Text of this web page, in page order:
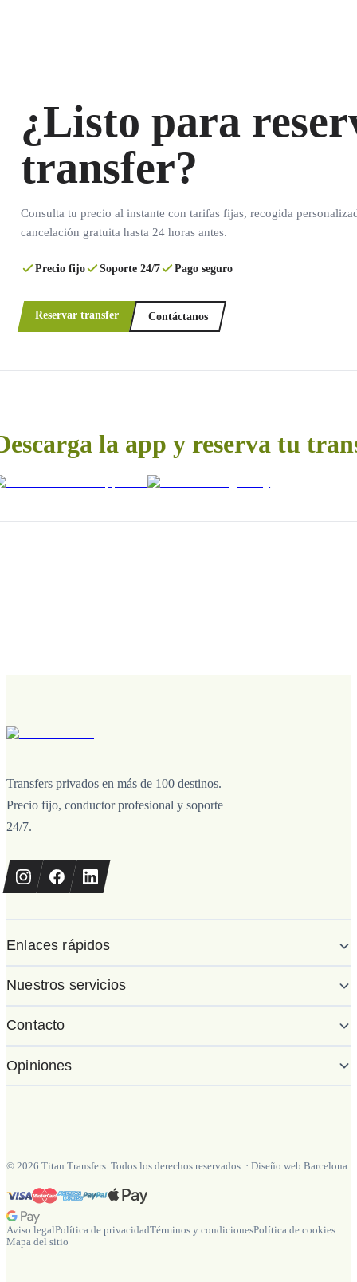
¿Listo para
transfer?
Consulta tu precio al instante con tarifas fijas, recogida
cancelación gratuita hasta 24 horas antes.
Precio fijo Soporte 24/7 Pago seguro
Reservar transfer Contáctanos
la app y reserva tu
Transfers privados en más de 100 destinos.
Precio fijo, conductor profesional y soporte
24/7.
Enlaces rápidos
Nuestros servicios
Contacto
Opiniones
© 2026 Titan Transfers. Todos los derechos reservados. · Diseño web Barcelona
Aviso legalPolítica de privacidadTérminos y condicionesPolítica de cookies
Mapa del sitio